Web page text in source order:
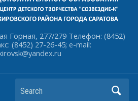
Горная, 277/279 Телефон: (8452)
(8452) 27-26-45; e-mail:
Search